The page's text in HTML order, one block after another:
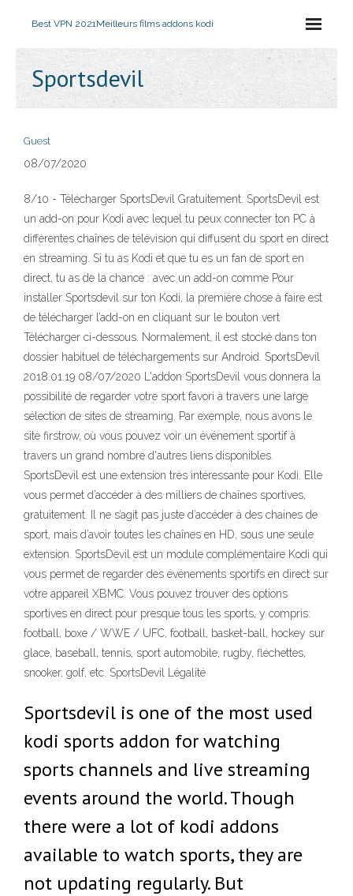
Best VPN 2021Meilleurs films addons kodi
Sportsdevil
Guest
08/07/2020
8/10 - Télécharger SportsDevil Gratuitement. SportsDevil est
un add-on pour Kodi avec lequel tu peux connecter ton PC à
différentes chaînes de télévision qui diffusent du sport en direct
en streaming. Si tu as Kodi et que tu es un fan de sport en
direct, tu as de la chance : avec un add-on comme Pour
installer Sportsdevil sur ton Kodi, la première chose à faire est
de télécharger l’add-on en cliquant sur le bouton vert
Télécharger ci-dessous. Normalement, il est stocké dans ton
dossier habituel de téléchargements sur Android. SportsDevil
2018.01.19 08/07/2020 L'addon SportsDevil vous donnera la
possibilité de regarder votre sport favori à travers une large
sélection de sites de streaming. Par exemple, nous avons le
site firstrow, où vous pouvez voir un événement sportif à
travers un grand nombre d'autres liens disponibles.
SportsDevil est une extension très intéressante pour Kodi. Elle
vous permet d’accéder à des milliers de chaînes sportives,
gratuitement. Il ne s’agit pas juste d’accéder à des chaines de
sport, mais d’avoir toutes les chaînes en HD, sous une seule
extension. SportsDevil est un module complémentaire Kodi qui
vous permet de regarder des événements sportifs en direct sur
votre appareil XBMC. Vous pouvez trouver des options
sportives en direct pour presque tous les sports, y compris:
football, boxe / WWE / UFC, football, basket-ball, hockey sur
glace, baseball, tennis, sport automobile, rugby, fléchettes,
snooker, golf, etc. SportsDevil Légalité
Sportsdevil is one of the most used
kodi sports addon for watching
sports channels and live streaming
events around the world. Though
there were a lot of kodi addons
available to watch sports, they are
not updating regularly. But